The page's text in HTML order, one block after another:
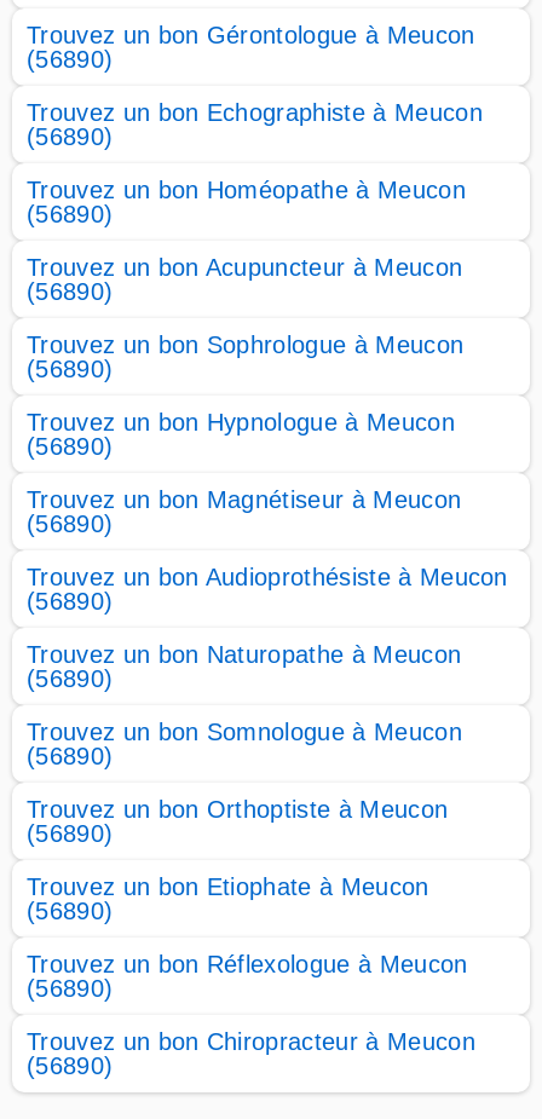
Trouvez un bon Gérontologue à Meucon
(56890)
Trouvez un bon Echographiste à Meucon
(56890)
Trouvez un bon Homéopathe à Meucon
(56890)
Trouvez un bon Acupuncteur à Meucon
(56890)
Trouvez un bon Sophrologue à Meucon
(56890)
Trouvez un bon Hypnologue à Meucon
(56890)
Trouvez un bon Magnétiseur à Meucon
(56890)
Trouvez un bon Audioprothésiste à Meucon
(56890)
Trouvez un bon Naturopathe à Meucon
(56890)
Trouvez un bon Somnologue à Meucon
(56890)
Trouvez un bon Orthoptiste à Meucon
(56890)
Trouvez un bon Etiophate à Meucon
(56890)
Trouvez un bon Réflexologue à Meucon
(56890)
Trouvez un bon Chiropracteur à Meucon
(56890)